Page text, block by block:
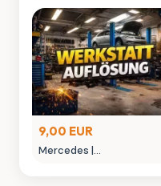
9,00 EUR
Mercedes |